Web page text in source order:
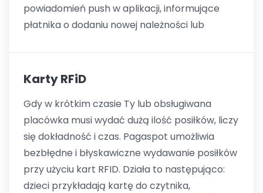
powiadomień push w aplikacji, informujące
płatnika o dodaniu nowej należności lub
Karty RFiD
Gdy w krótkim czasie Ty lub obsługiwana
placówka musi wydać dużą ilość posiłków, liczy
się dokładność i czas. Pagaspot umożliwia
bezbłędne i błyskawiczne wydawanie posiłków
przy użyciu kart RFID. Działa to następująco:
dzieci przykładają kartę do czytnika,